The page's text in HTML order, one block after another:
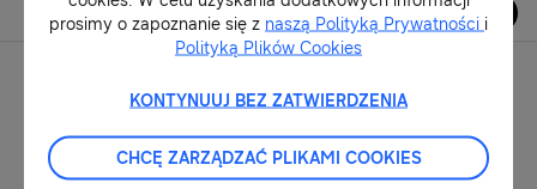
Kontakt Dla Mediów
prosimy o zapoznanie się z naszą Polityką Prywatności i
Polityką Plików Cookies
KONTYNUUJ BEZ ZATWIERDZENIA
CHCĘ ZARZĄDZAĆ PLIKAMI COOKIES